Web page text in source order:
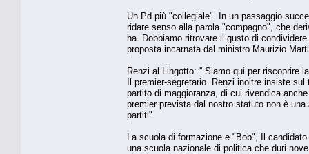
Un Pd più "collegiale". In un passaggio
ridare senso alla parola "compagno", che
ha. Dobbiamo ritrovare il gusto di
proposta incarnata dal ministro Maurizio
Renzi al Lingotto: '' Siamo qui per riscoprire
Il premier-segretario. Renzi inoltre insiste
partito di maggioranza, di cui rivendica
premier prevista dal nostro statuto non è
partiti".
La scuola di formazione e "Bob", Il
una scuola nazionale di politica che duri